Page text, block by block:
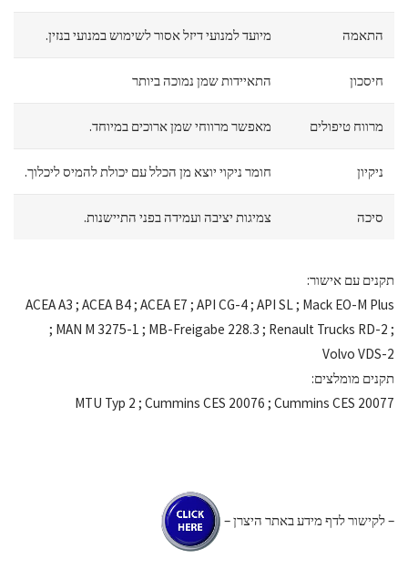
התאמה מיועד למנועי דיזל אסור לשימוש במנועי בנזין.
חיסכון התאיידות שמן נמוכה ביותר
מרווח טיפולים מאפשר מרווחי שמן ארוכים במיוחד.
ניקיון חומר ניקוי יוצא מן הכלל עם יכולת להמיס ליכלוך.
סיכה צמיגות יציבה ועמידה בפני התיישנות.
תקנים עם אישור:
ACEA A3 ; ACEA B4 ; ACEA E7 ; API CG-4 ; API SL ; Mack EO-M Plus
; MAN M 3275-1 ; MB-Freigabe 228.3 ; Renault Trucks RD-2 ;
Volvo VDS-2
תקנים מומלצים:
MTU Typ 2 ; Cummins CES 20076 ; Cummins CES 20077
– לקישור לדף מידע באתר היצרן –